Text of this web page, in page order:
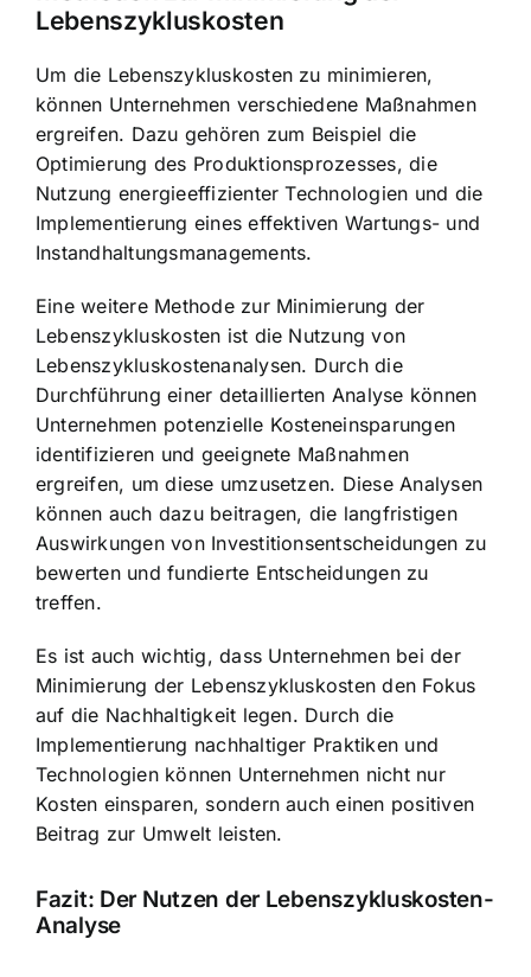
Lebenszykluskosten
Um die Lebenszykluskosten zu minimieren,
können Unternehmen verschiedene Maßnahmen
ergreifen. Dazu gehören zum Beispiel die
Optimierung des Produktionsprozesses, die
Nutzung energieeffizienter Technologien und die
Implementierung eines effektiven Wartungs- und
Instandhaltungsmanagements.
Eine weitere Methode zur Minimierung der
Lebenszykluskosten ist die Nutzung von
Lebenszykluskostenanalysen. Durch die
Durchführung einer detaillierten Analyse können
Unternehmen potenzielle Kosteneinsparungen
identifizieren und geeignete Maßnahmen
ergreifen, um diese umzusetzen. Diese Analysen
können auch dazu beitragen, die langfristigen
Auswirkungen von Investitionsentscheidungen zu
bewerten und fundierte Entscheidungen zu
treffen.
Es ist auch wichtig, dass Unternehmen bei der
Minimierung der Lebenszykluskosten den Fokus
auf die Nachhaltigkeit legen. Durch die
Implementierung nachhaltiger Praktiken und
Technologien können Unternehmen nicht nur
Kosten einsparen, sondern auch einen positiven
Beitrag zur Umwelt leisten.
Fazit: Der Nutzen der Lebenszykluskosten-
Analyse